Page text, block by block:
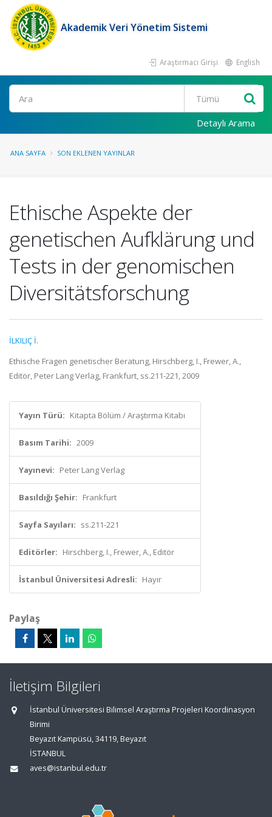
Akademik Veri Yönetim Sistemi
Araştırmacı Girişi English
Ara
Detaylı Arama
ANA SAYFA SON EKLENEN YAYINLAR
Ethische Aspekte der
genetischen Aufklärung und
Tests in der genomischen
Diversitätsforschung
İLKILIÇ İ.
Ethische Fragen genetischer Beratung, Hirschberg, I., Frewer, A.,
Editör, Peter Lang Verlag, Frankfurt, ss.211-221, 2009
Yayın Türü: Kitapta Bölüm / Araştırma Kitabı
Basım Tarihi: 2009
Yayınevi: Peter Lang Verlag
Basıldığı Şehir: Frankfurt
Sayfa Sayıları: ss.211-221
Editörler: Hirschberg, I., Frewer, A., Editör
İstanbul Üniversitesi Adresli: Hayır
Paylaş
İletişim Bilgileri
İstanbul Üniversitesi Bilimsel Araştırma Projeleri Koordinasyon
Birimi
Beyazıt Kampüsü, 34119, Beyazıt
İSTANBUL
aves@istanbul.edu.tr